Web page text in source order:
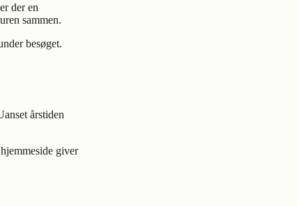
der en
sammen.
besøget.
årstiden
giver